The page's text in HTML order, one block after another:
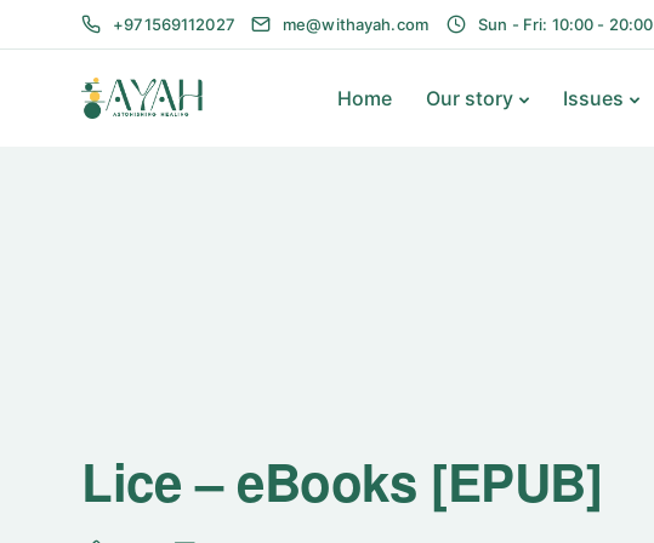
+971569112027 me@withayah.com Sun - Fri: 10:00 - 20:00
Home Our story Issues
Lice – eBooks [EPUB]